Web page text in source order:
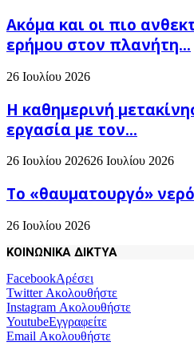
Ακόμα και οι πιο
ερήμου στον πλανήτη...
26 Ιουλίου 2026
H καθημερινή
εργασία με τον...
26 Ιουλίου 202626 Ιουλίου 2026
Το «θαυματουργό»
26 Ιουλίου 2026
ΚΟΙΝΩΝΙΚΑ ΔΙΚΤΥΑ
FacebookΑρέσει
TwitterΑκολουθήστε
Instagram Ακολουθήστε
YoutubeΕγγραφείτε
Email Ακολουθήστε